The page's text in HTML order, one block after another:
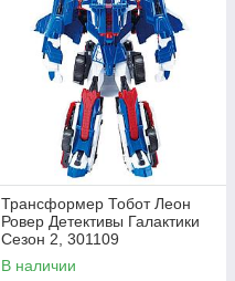
Трансформер Тобот Леон
Ровер Детективы Галактики
Сезон 2, 301109
В наличии